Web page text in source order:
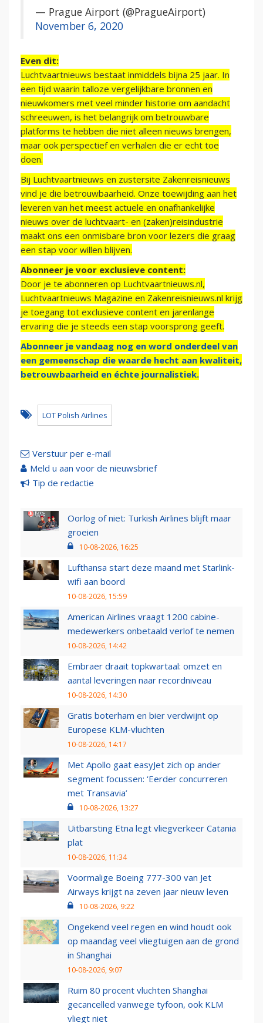
— Prague Airport (@PragueAirport)
November 6, 2020
Even dit:
Luchtvaartnieuws bestaat inmiddels bijna 25 jaar. In
een tijd waarin talloze vergelijkbare bronnen en
nieuwkomers met veel minder historie om aandacht
schreeuwen, is het belangrijk om betrouwbare
platforms te hebben die niet alleen nieuws brengen,
maar ook perspectief en verhalen die er echt toe
doen.
Bij Luchtvaartnieuws en zustersite Zakenreisnieuws
vind je die betrouwbaarheid. Onze toewijding aan het
leveren van het meest actuele en onafhankelijke
nieuws over de luchtvaart- en (zaken)reisindustrie
maakt ons een onmisbare bron voor lezers die graag
een stap voor willen blijven.
Abonneer je voor exclusieve content:
Door je te abonneren op Luchtvaartnieuws.nl,
Luchtvaartnieuws Magazine en Zakenreisnieuws.nl krijg
je toegang tot exclusieve content en jarenlange
ervaring die je steeds een stap voorsprong geeft.
Abonneer je vandaag nog en word onderdeel van
een gemeenschap die waarde hecht aan kwaliteit,
betrouwbaarheid en échte journalistiek.
LOT Polish Airlines
Verstuur per e-mail
Meld u aan voor de nieuwsbrief
Tip de redactie
Oorlog of niet: Turkish Airlines blijft maar
groeien
10-08-2026, 16:25
Lufthansa start deze maand met Starlink-
wifi aan boord
10-08-2026, 15:59
American Airlines vraagt 1200 cabine-
medewerkers onbetaald verlof te nemen
10-08-2026, 14:42
Embraer draait topkwartaal: omzet en
aantal leveringen naar recordniveau
10-08-2026, 14:30
Gratis boterham en bier verdwijnt op
Europese KLM-vluchten
10-08-2026, 14:17
Met Apollo gaat easyJet zich op ander
segment focussen: ‘Eerder concurreren
met Transavia’
10-08-2026, 13:27
Uitbarsting Etna legt vliegverkeer Catania
plat
10-08-2026, 11:34
Voormalige Boeing 777-300 van Jet
Airways krijgt na zeven jaar nieuw leven
10-08-2026, 9:22
Ongekend veel regen en wind houdt ook
op maandag veel vliegtuigen aan de grond
in Shanghai
10-08-2026, 9:07
Ruim 80 procent vluchten Shanghai
gecancelled vanwege tyfoon, ook KLM
vliegt niet